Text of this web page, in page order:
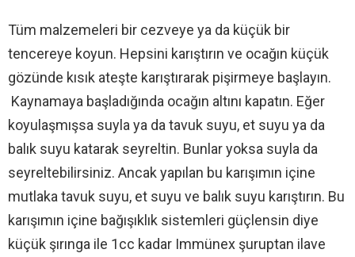
Tüm malzemeleri bir cezveye ya da küçük bir
tencereye koyun. Hepsini karıştırın ve ocağın küçük
gözünde kısık ateşte karıştırarak pişirmeye başlayın.
Kaynamaya başladığında ocağın altını kapatın. Eğer
koyulaşmışsa suyla ya da tavuk suyu, et suyu ya da
balık suyu katarak seyreltin. Bunlar yoksa suyla da
seyreltebilirsiniz. Ancak yapılan bu karışımın içine
mutlaka tavuk suyu, et suyu ve balık suyu karıştırın. Bu
karışımın içine bağışıklık sistemleri güçlensin diye
küçük şırınga ile 1cc kadar Immünex şuruptan ilave